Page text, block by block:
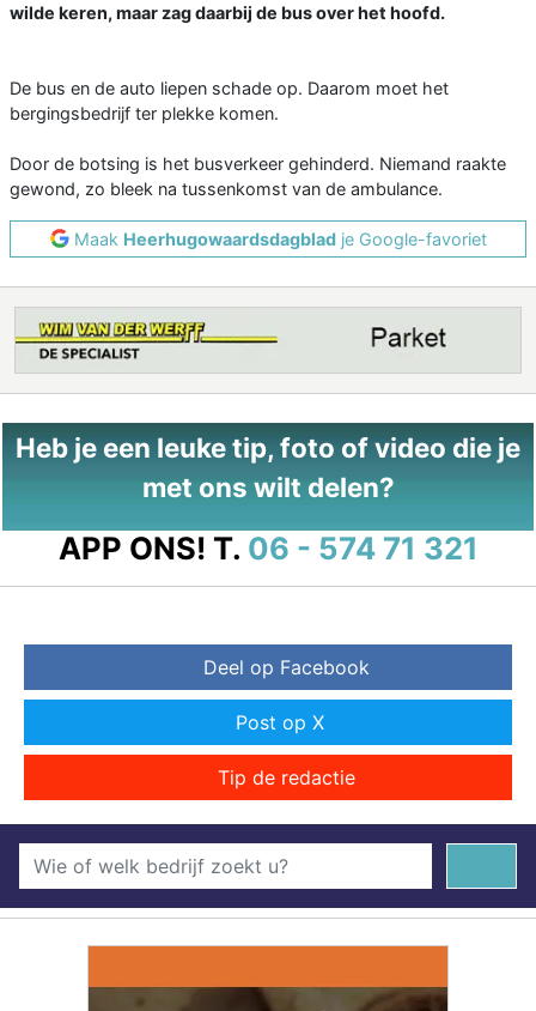
wilde keren, maar zag daarbij de bus over het hoofd.
De bus en de auto liepen schade op. Daarom moet het
bergingsbedrijf ter plekke komen.
Door de botsing is het busverkeer gehinderd. Niemand raakte
gewond, zo bleek na tussenkomst van de ambulance.
Maak Heerhugowaardsdagbladje Google-favoriet
Heb je een leuke tip, foto of video die je
met ons wilt delen?
APP ONS! T. 06 - 574 71 321
Deel op Facebook
Post op X
Tip de redactie